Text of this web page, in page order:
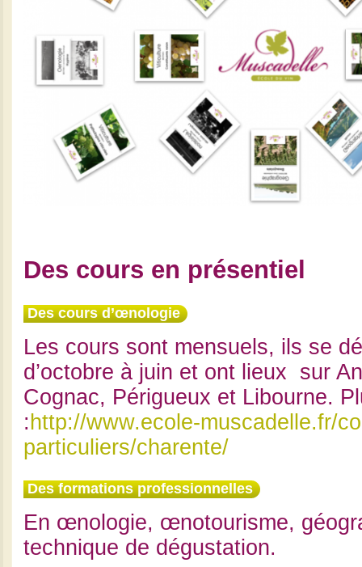
Des cours en présentiel
Des cours d’œnologie
Les cours sont mensuels, ils se
d’octobre à juin et ont lieux sur
Cognac, Périgueux et Libourne.
: http://www.ecole-muscadelle.fr/
particuliers/charente/
Des formations professionnelles
En œnologie, œnotourisme,
technique de dégustation.